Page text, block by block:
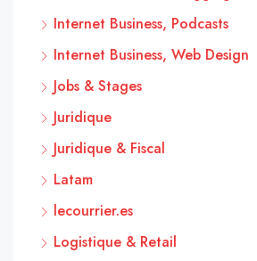
Internet Business, Podcasts
Internet Business, Web Design
Jobs & Stages
Juridique
Juridique & Fiscal
Latam
lecourrier.es
Logistique & Retail